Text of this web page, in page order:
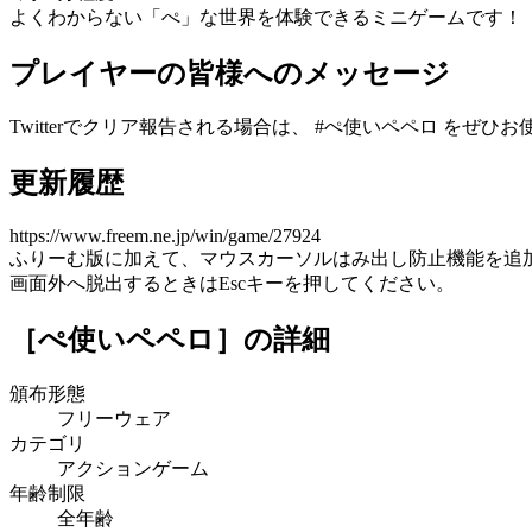
よくわからない「ぺ」な世界を体験できるミニゲームです！
プレイヤーの皆様へのメッセージ
Twitterでクリア報告される場合は、 #ぺ使いペペロ をぜひお
更新履歴
https://www.freem.ne.jp/win/game/27924
ふりーむ版に加えて、マウスカーソルはみ出し防止機能を追
画面外へ脱出するときはEscキーを押してください。
［ぺ使いペペロ］ の詳細
頒布形態
フリーウェア
カテゴリ
アクションゲーム
年齢制限
全年齢